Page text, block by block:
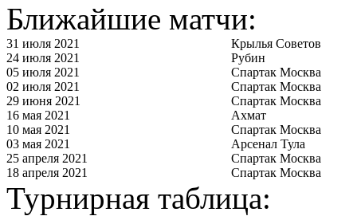
Ближайшие матчи:
31 июля 2021
Крылья Советов
24 июля 2021
Рубин
05 июля 2021
Спартак Москва
02 июля 2021
Спартак Москва
29 июня 2021
Спартак Москва
16 мая 2021
Ахмат
10 мая 2021
Спартак Москва
03 мая 2021
Арсенал Тула
25 апреля 2021
Спартак Москва
18 апреля 2021
Спартак Москва
Турнирная таблица: